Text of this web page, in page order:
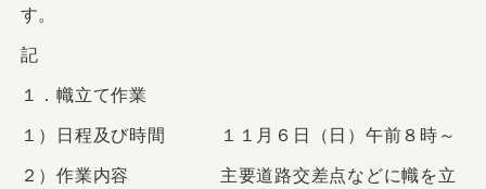
す。
記
１．幟立て作業
１）日程及び時間 １１月６日（日）午前８時～
２）作業内容 主要道路交差点などに幟を立